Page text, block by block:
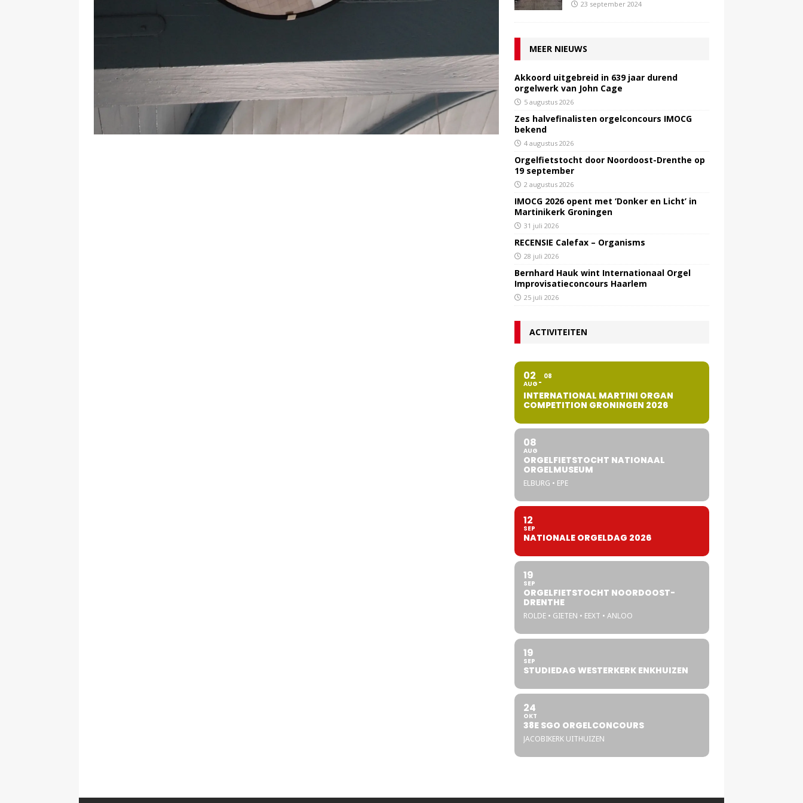
23 september 2024
MEER NIEUWS
Akkoord uitgebreid in 639 jaar durend
orgelwerk van John Cage
5 augustus 2026
Zes halvefinalisten orgelconcours IMOCG
bekend
4 augustus 2026
Orgelfietstocht door Noordoost-Drenthe op
19 september
2 augustus 2026
IMOCG 2026 opent met ‘Donker en Licht’ in
Martinikerk Groningen
31 juli 2026
RECENSIE Calefax – Organisms
28 juli 2026
Bernhard Hauk wint Internationaal Orgel
Improvisatieconcours Haarlem
25 juli 2026
ACTIVITEITEN
02
AUG
08
INTERNATIONAL MARTINI ORGAN
COMPETITION GRONINGEN 2026
08
AUG
ORGELFIETSTOCHT NATIONAAL
ORGELMUSEUM
ELBURG • EPE
12
SEP
NATIONALE ORGELDAG 2026
19
SEP
ORGELFIETSTOCHT NOORDOOST-
DRENTHE
ROLDE • GIETEN • EEXT • ANLOO
19
SEP
STUDIEDAG WESTERKERK ENKHUIZEN
24
OKT
38E SGO ORGELCONCOURS
JACOBIKERK UITHUIZEN